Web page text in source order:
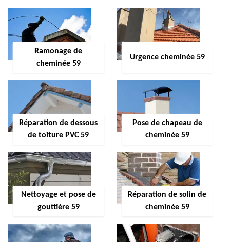
Ramonage de
cheminée 59
Urgence cheminée 59
Réparation de dessous
de toiture PVC 59
Pose de chapeau de
cheminée 59
Nettoyage et pose de
gouttière 59
Réparation de solin de
cheminée 59